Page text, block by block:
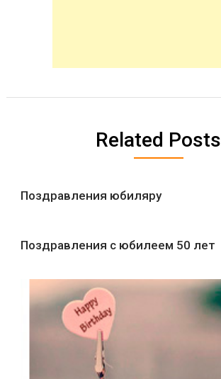
Related Posts
Поздравления юбиляру
Поздравления с юбилеем 50 лет